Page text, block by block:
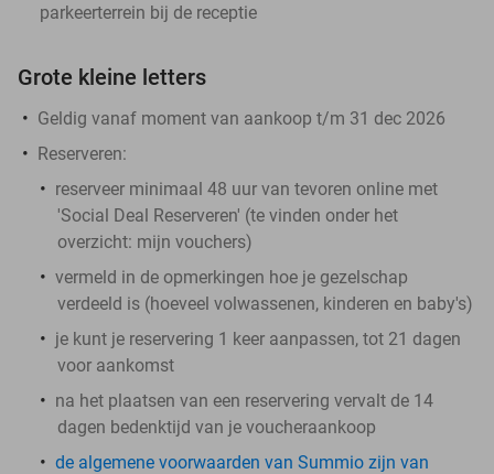
parkeerterrein bij de receptie
Grote kleine letters
Geldig vanaf moment van aankoop t/m 31 dec 2026
Reserveren:
reserveer minimaal 48 uur van tevoren online met
'Social Deal Reserveren' (te vinden onder het
overzicht: mijn vouchers)
vermeld in de opmerkingen hoe je gezelschap
verdeeld is (hoeveel volwassenen, kinderen en baby's)
je kunt je reservering 1 keer aanpassen, tot 21 dagen
voor aankomst
na het plaatsen van een reservering vervalt de 14
dagen bedenktijd van je voucheraankoop
de algemene voorwaarden van Summio zijn van